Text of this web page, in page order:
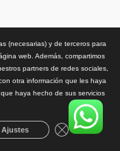
(necesarias) y de terceros para
web. Además, compartimos
partners de redes sociales,
otra información que les haya
haya hecho de sus servicios
Ajustes Close GDPR